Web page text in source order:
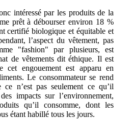
intéressé par les produits de la
prêt à débourser environ 18 %
certifié biologique et équitable et
l’aspect du vêtement, pas
"fashion" par plusieurs, est
de vêtements dit éthique. Il est
cet engouement est apparu en
Le consommateur se rend
ce n’est pas seulement ce qu’il
impacts sur l’environnement,
qu’il consomme, dont les
étant habillé tous les jours.